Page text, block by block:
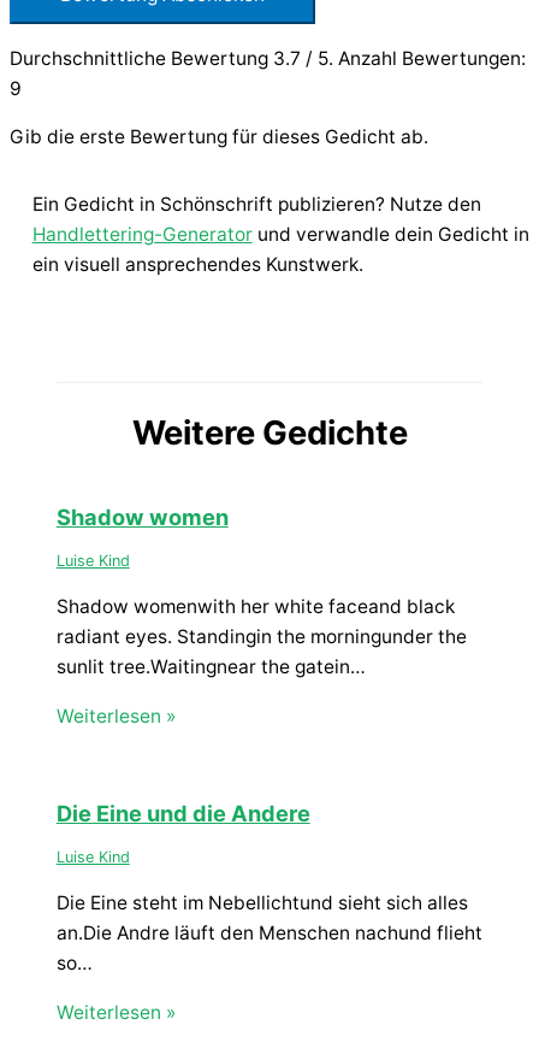
Durchschnittliche Bewertung 3.7 / 5. Anzahl Bewertungen:
9
Gib die erste Bewertung für dieses Gedicht ab.
Ein Gedicht in Schönschrift publizieren? Nutze den
Handlettering-Generatorund verwandle dein Gedicht in
ein visuell ansprechendes Kunstwerk.
Weitere Gedichte
Shadow women
Luise Kind
Shadow womenwith her white faceand black
radiant eyes. Standingin the morningunder the
sunlit tree.Waitingnear the gatein…
Weiterlesen »
Die Eine und die Andere
Luise Kind
Die Eine steht im Nebellichtund sieht sich alles
an.Die Andre läuft den Menschen nachund flieht
so…
Weiterlesen »